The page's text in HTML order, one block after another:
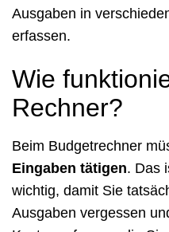
Ausgaben in
erfassen.
Wie
Rechner?
Beim Budgetrechner
Eingaben tätigen. Das
wichtig, damit Sie
Ausgaben vergessen